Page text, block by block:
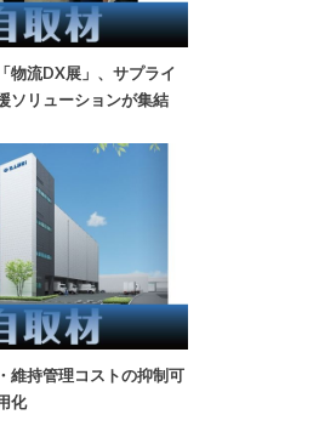
物流DX展」、サプライ
ソリューションが集結
維持管理コストの抑制可
化